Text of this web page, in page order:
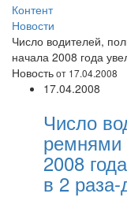
Контент
Новости
Число водителей,
начала 2008 года
Новостьот 17.04.2008
17.04.2008
Число
ремнями
2008
в 2